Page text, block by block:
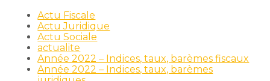
Actu Fiscale
Actu Juridique
Actu Sociale
actualite
Année 2022 – Indices, taux, barèmes fiscaux
Année 2022 – Indices, taux, barèmes